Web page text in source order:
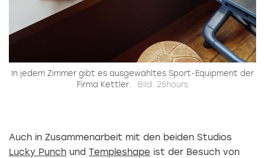
In jedem Zimmer gibt es ausgewähltes Sport-Equipment der
Firma Kettler.
Bild: 25hours
Auch in Zusammenarbeit mit den beiden Studios
Lucky Punch und Templeshape ist der Besuch von